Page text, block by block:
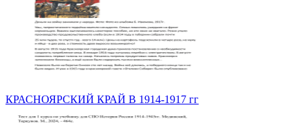
КРАСНОЯРСКИЙ КРАЙ В 1914-1917 гг